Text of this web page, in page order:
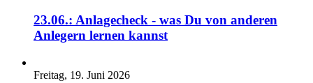
23.06.: Anlagecheck - was Du von anderen
Anlegern lernen kannst
Freitag, 19. Juni 2026